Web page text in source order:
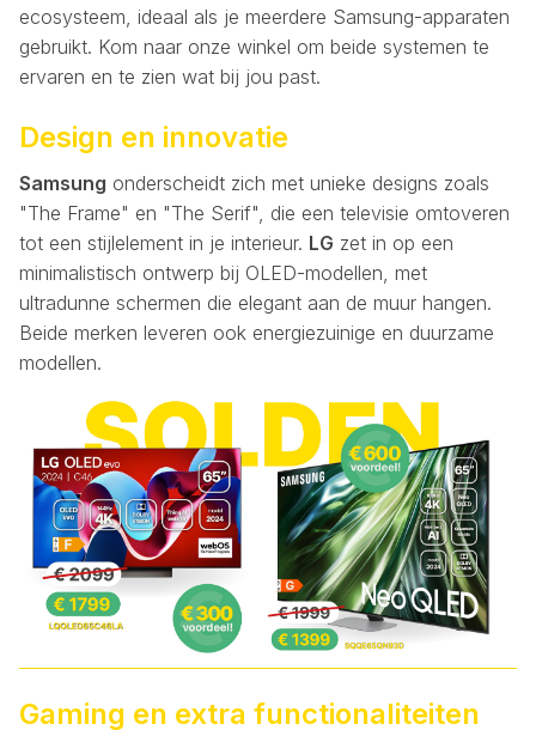
ecosysteem, ideaal als je meerdere Samsung-apparaten
gebruikt. Kom naar onze winkel om beide systemen te
ervaren en te zien wat bij jou past.
Design en innovatie
Samsung onderscheidt zich met unieke designs zoals
"The Frame" en "The Serif", die een televisie omtoveren
tot een stijlelement in je interieur. LG zet in op een
minimalistisch ontwerp bij OLED-modellen, met
ultradunne schermen die elegant aan de muur hangen.
Beide merken leveren ook energiezuinige en duurzame
modellen.
Gaming en extra functionaliteiten